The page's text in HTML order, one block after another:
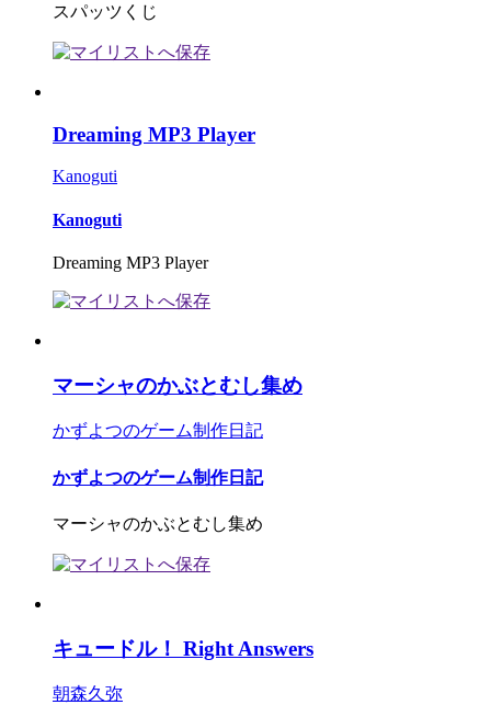
スパッツくじ
Dreaming MP3 Player
Kanoguti
Kanoguti
Dreaming MP3 Player
マーシャのかぶとむし集め
かずよつのゲーム制作日記
かずよつのゲーム制作日記
マーシャのかぶとむし集め
キュードル！ Right Answers
朝森久弥